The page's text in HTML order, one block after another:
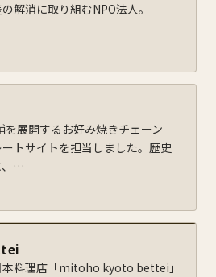
解消に取り組むNPO法人。
展開するお好み焼きチェーン
ートサイトを担当しました。歴史
、…
本料理店「mitoho kyoto bettei」